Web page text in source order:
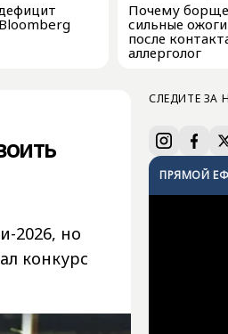
Почему
сильные
после
аллерголог
СЛЕДИТЕ ЗА
ПРЯМОЙ
2026, но
конкурс